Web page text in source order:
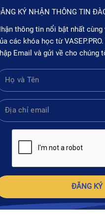
KÝ NHẬN THÔNG TIN
thông tin nổi bật nhất
các khóa học từ
Email và gửi về cho chúng
ĐĂNG KÝ